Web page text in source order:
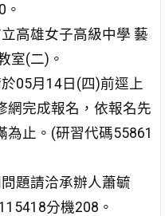
高雄女子高級中學 藝
室(二)。
05月14日(四)前逕上
網完成報名，依報名先
為止。(研習代碼55861
題請洽承辦人蕭毓
分機208。